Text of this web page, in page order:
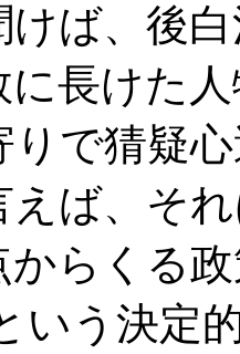
けば、後
に長けた
りで猜疑
えば、そ
からくる
いう決定